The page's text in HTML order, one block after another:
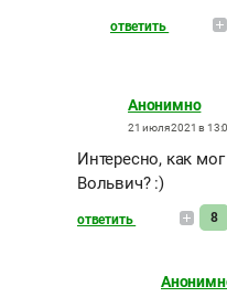
ответить
Анонимно
21 июля 2021 в
Интересно, как
Вольвич? :)
ответить 8